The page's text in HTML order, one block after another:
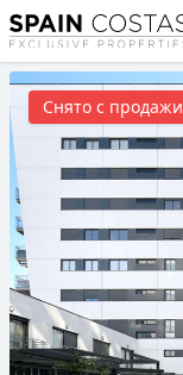
Снято с продажи